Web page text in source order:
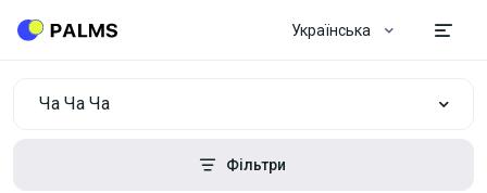
Українська
Ча Ча Ча
Фільтри